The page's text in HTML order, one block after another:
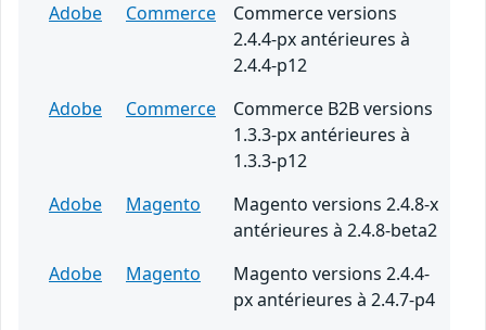
Adobe
Commerce
Commerce versions
2.4.4-px antérieures à
2.4.4-p12
Adobe
Commerce
Commerce B2B versions
1.3.3-px antérieures à
1.3.3-p12
Adobe
Magento
Magento versions 2.4.8-x
antérieures à 2.4.8-beta2
Adobe
Magento
Magento versions 2.4.4-
px antérieures à 2.4.7-p4